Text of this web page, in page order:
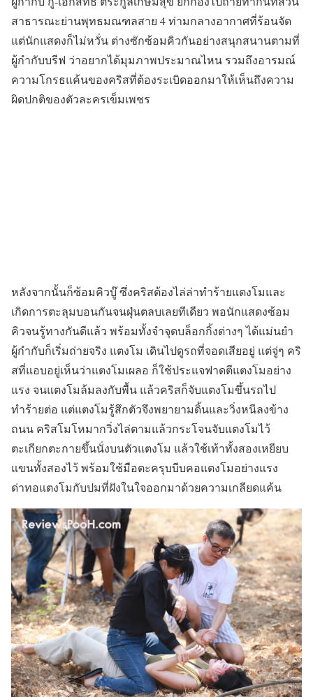
สาธารณะย่านพุทธมณฑลสาย 4 ท่ามกลางอากาศที่ร้อนจัด
แต่นักแสดงก็ไม่หวั่น ต่างซักซ้อมคิวกันอย่างสนุกสนานตามที่
ผู้กำกับบรีฟ ว่าอยากได้มุมภาพประมาณไหน รวมถึงอารมณ์
ความโกรธแค้นของคริสที่ต้องระเบิดออกมาให้เห็นถึงความ
ผิดปกติของตัวละครเข็มเพชร
หลังจากนั้นก็ซ้อมคิวบู๊ ซึ่งคริสต้องไล่ล่าทำร้ายแตงโมและ
เกิดการตะลุมบอนกันจนฝุ่นตลบเลยทีเดียว พอนักแสดงซ้อม
คิวจนรู้ทางกันดีแล้ว พร้อมทั้งจำจุดบล็อกกิ้งต่างๆ ได้แม่นยำ
ผู้กำกับก็เริ่มถ่ายจริง แตงโม เดินไปดูรถที่จอดเสียอยู่ แต่จู่ๆ คริ
สที่แอบอยู่เห็นว่าแตงโมเผลอ ก็ใช้ประแจฟาดตีแตงโมอย่าง
แรง จนแตงโมล้มลงกับพื้น แล้วคริสก็จับแตงโมขึ้นรถไป
ทำร้ายต่อ แต่แตงโมรู้สึกตัวจึงพยายามดิ้นและวิ่งหนีลงข้าง
ถนน คริสโมโหมากวิ่งไล่ตามแล้วกระโจนจับแตงโมไว้
ตะเกียกตะกายขึ้นนั่งบนตัวแตงโม แล้วใช้เท้าทั้งสองเหยียบ
แขนทั้งสองไว้ พร้อมใช้มือตะครุบบีบคอแตงโมอย่างแรง
ด่าทอแตงโมกับปมที่ฝังในใจออกมาด้วยความเกลียดแค้น